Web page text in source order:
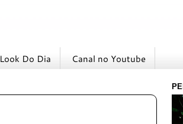
Look Do Dia Canal no Youtube